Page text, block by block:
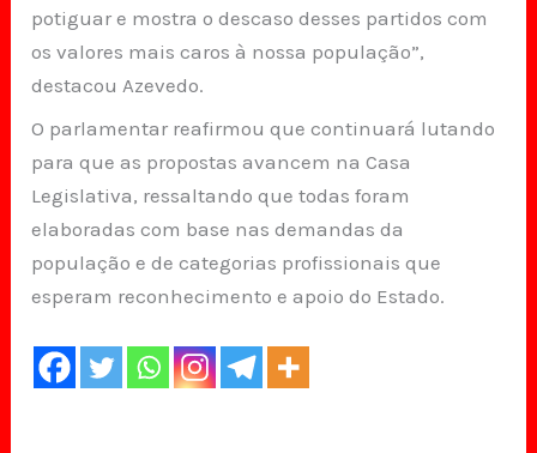
potiguar e mostra o descaso desses partidos com
os valores mais caros à nossa população”,
destacou Azevedo.
O parlamentar reafirmou que continuará lutando
para que as propostas avancem na Casa
Legislativa, ressaltando que todas foram
elaboradas com base nas demandas da
população e de categorias profissionais que
esperam reconhecimento e apoio do Estado.